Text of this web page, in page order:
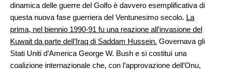
dinamica delle guerre del Golfo è davvero esemplificativa di
questa nuova fase guerriera del Ventunesimo secolo. La
prima, nel biennio 1990-91 fu una reazione all’invasione del
Kuwait da parte dell’Iraq di Saddam Hussein. Governava gli
Stati Uniti d’America George W. Bush e si costituì una
coalizione internazionale che, con l’approvazione dell’Onu,